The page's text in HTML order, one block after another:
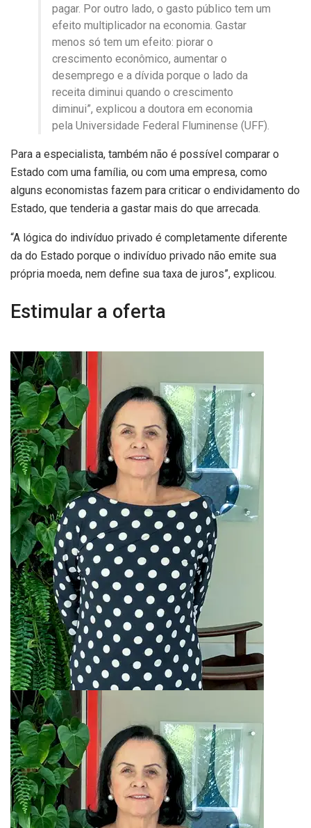
pagar. Por outro lado, o gasto público tem um
efeito multiplicador na economia. Gastar
menos só tem um efeito: piorar o
crescimento econômico, aumentar o
desemprego e a dívida porque o lado da
receita diminui quando o crescimento
diminui”, explicou a doutora em economia
pela Universidade Federal Fluminense (UFF).
Para a especialista, também não é possível comparar o
Estado com uma família, ou com uma empresa, como
alguns economistas fazem para criticar o endividamento do
Estado, que tenderia a gastar mais do que arrecada.
“A lógica do indivíduo privado é completamente diferente
da do Estado porque o indivíduo privado não emite sua
própria moeda, nem define sua taxa de juros”, explicou.
Estimular a oferta